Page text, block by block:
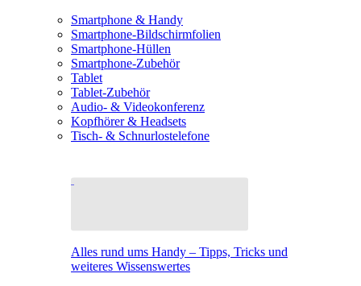
Smartphone & Handy
Smartphone-Bildschirmfolien
Smartphone-Hüllen
Smartphone-Zubehör
Tablet
Tablet-Zubehör
Audio- & Videokonferenz
Kopfhörer & Headsets
Tisch- & Schnurlostelefone
Alles rund ums Handy – Tipps, Tricks und
weiteres Wissenswertes